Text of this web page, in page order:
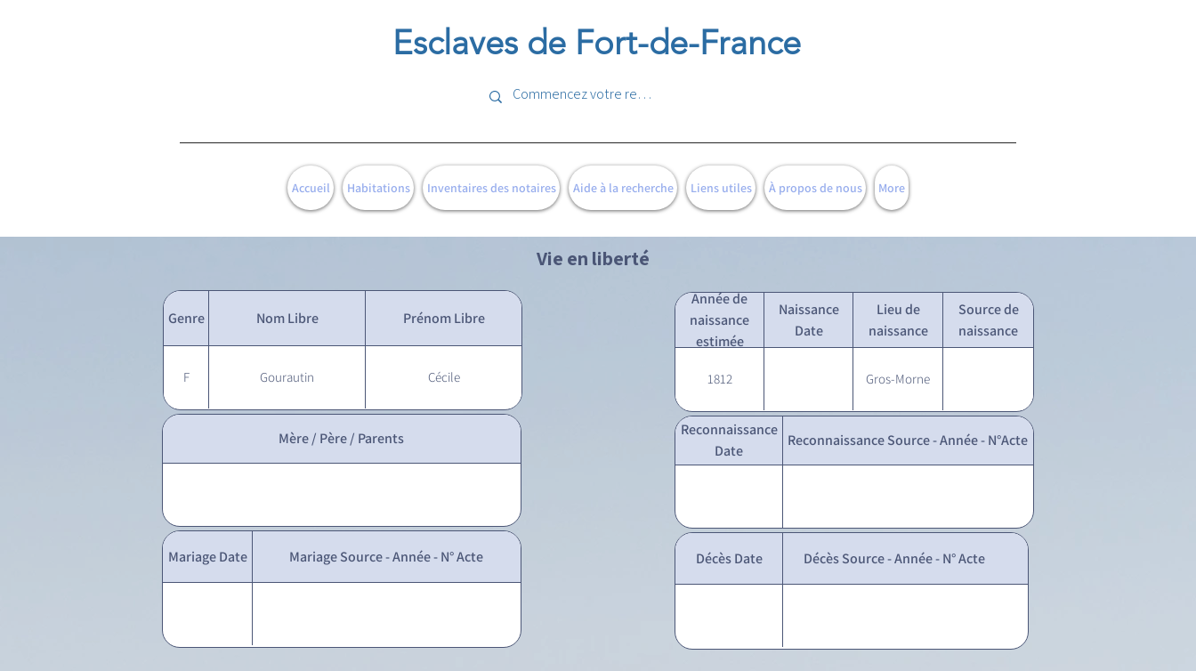
Esclaves de Fort-de-France
Accueil Habitations Inventaires des notaires Aide à la recherche Liens utiles À propos de nous More
Vie en liberté
Genre Nom Libre Prénom Libre
F Gourautin Cécile
Année de
naissance
estimée
Naissance
Date
Lieu de
naissance
Source de
naissance
1812 Gros-Morne
Mère / Père / Parents
Mariage Date Mariage Source - Année - N° Acte
Reconnaissance
Date
Reconnaissance Source - Année - N°Acte
Décès Date Décès Source - Année - N° Acte